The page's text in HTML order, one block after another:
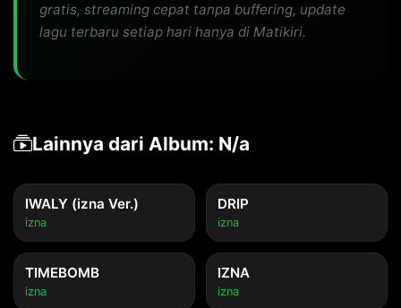
gratis, streaming cepat tanpa buffering, update
lagu terbaru setiap hari hanya di Matikiri.
Lainnya dari Album: N/a
IWALY (izna Ver.)
izna
DRIP
izna
TIMEBOMB
izna
IZNA
izna